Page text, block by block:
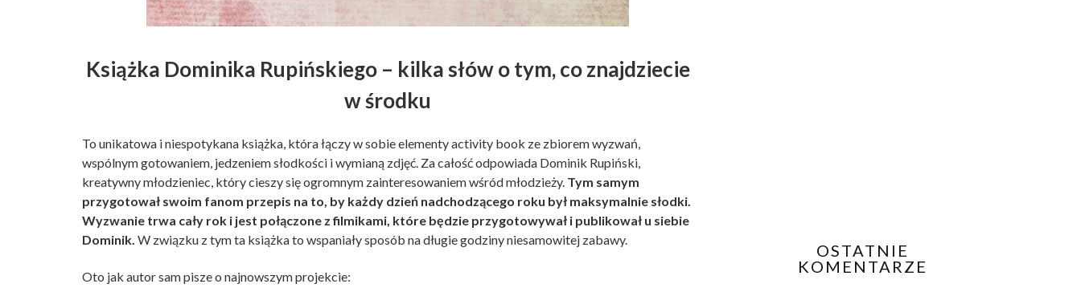
Książka Dominika Rupińskiego – kilka słów o tym, co znajdziecie
w środku
To unikatowa i niespotykana książka, która łączy w sobie elementy activity book ze zbiorem wyzwań,
wspólnym gotowaniem, jedzeniem słodkości i wymianą zdjęć. Za całość odpowiada Dominik Rupiński,
kreatywny młodzieniec, który cieszy się ogromnym zainteresowaniem wśród młodzieży. Tym samym
przygotował swoim fanom przepis na to, by każdy dzień nadchodzącego roku był maksymalnie słodki.
Wyzwanie trwa cały rok i jest połączone z filmikami, które będzie przygotowywał i publikował u siebie
Dominik. W związku z tym ta książka to wspaniały sposób na długie godziny niesamowitej zabawy.
Oto jak autor sam pisze o najnowszym projekcie:
OSTATNIE
KOMENTARZE